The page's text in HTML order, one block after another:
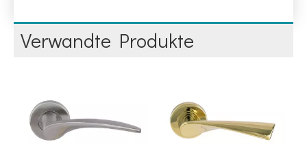
Verwandte Produkte